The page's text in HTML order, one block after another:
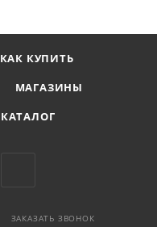
КАК КУПИТЬ
МАГАЗИНЫ
КАТАЛОГ
ЗАКАЗАТЬ ЗВОНОК